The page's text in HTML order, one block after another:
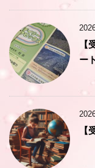
ート